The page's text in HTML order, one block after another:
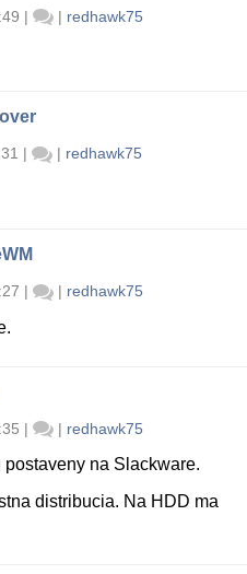
| | redhawk75
| | redhawk75
| | redhawk75
| | redhawk75
postaveny na Slackware.
distribucia. Na HDD ma